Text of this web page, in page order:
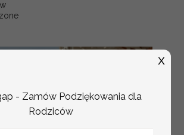
- Zamów Podziękowania dla
Rodziców
X